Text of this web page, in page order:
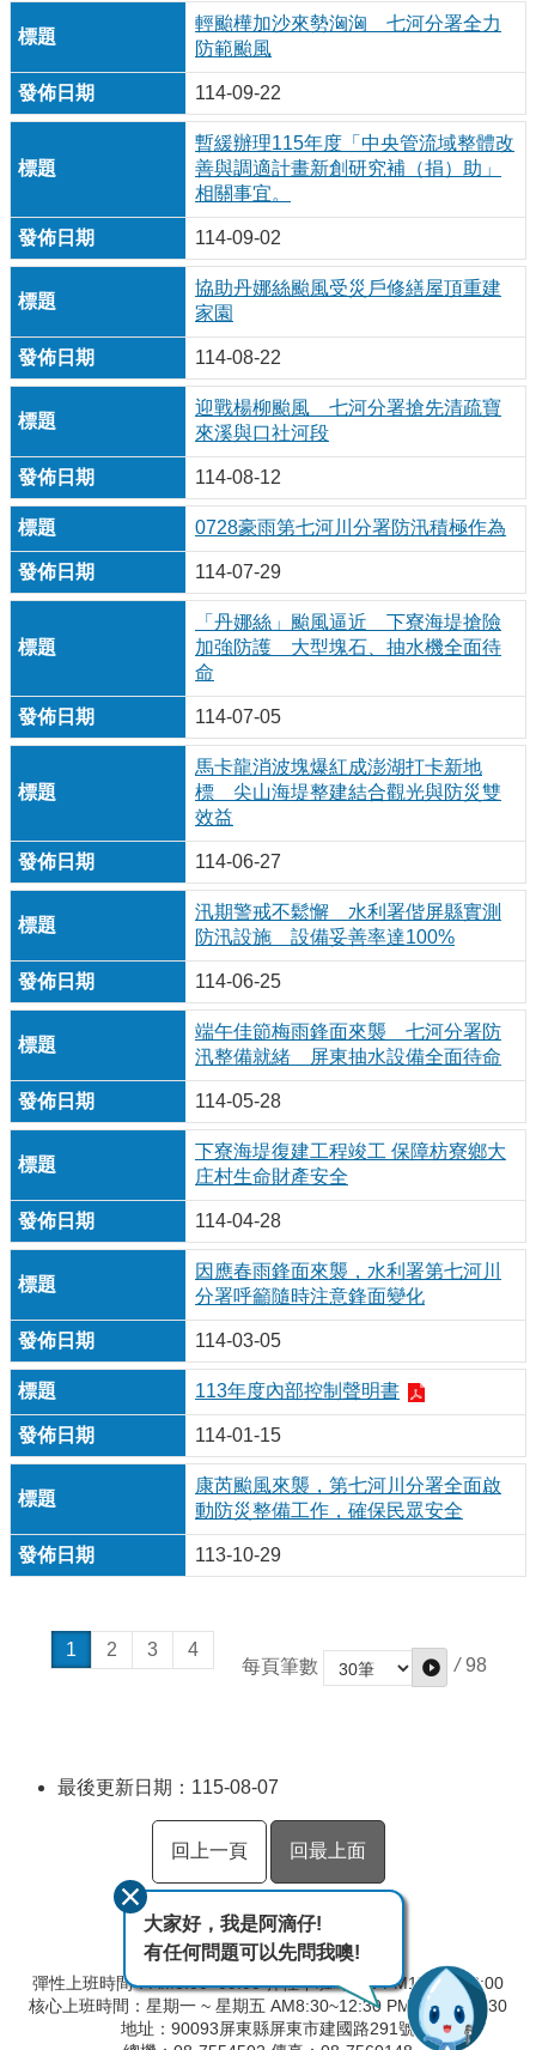
輕颱樺加沙來勢洶洶 七河分署全力
防範颱風
114-09-22
暫緩辦理115年度「中央管流域整體改
善與調適計畫新創研究補（捐）助」
相關事宜。
114-09-02
協助丹娜絲颱風受災戶修繕屋頂重建
家園
114-08-22
迎戰楊柳颱風 七河分署搶先清疏寶
來溪與口社河段
114-08-12
0728豪雨第七河川分署防汛積極作為
114-07-29
「丹娜絲」颱風逼近 下寮海堤搶險
加強防護 大型塊石、抽水機全面待
命
114-07-05
馬卡龍消波塊爆紅成澎湖打卡新地
標 尖山海堤整建結合觀光與防災雙
效益
114-06-27
汛期警戒不鬆懈 水利署偕屏縣實測
防汛設施 設備妥善率達100%
114-06-25
端午佳節梅雨鋒面來襲 七河分署防
汛整備就緒 屏東抽水設備全面待命
114-05-28
下寮海堤復建工程竣工 保障枋寮鄉大
庄村生命財產安全
114-04-28
因應春雨鋒面來襲，水利署第七河川
分署呼籲隨時注意鋒面變化
114-03-05
113年度內部控制聲明書
114-01-15
康芮颱風來襲，第七河川分署全面啟
動防災整備工作，確保民眾安全
113-10-29
1 2 3
4
每頁筆數
/ 98
最後更新日期：115-08-07
回上一頁 回最上面
彈性上班時間：AM8:00~09:00 彈性下班時間：PM17:00~18:00
核心上班時間：星期一 ~ 星期五 AM8:30~12:30 PM13:30~17:30
地址：90093屏東縣屏東市建國路291號
大家好，我是阿滴仔!
有任何問題可以先問我噢!